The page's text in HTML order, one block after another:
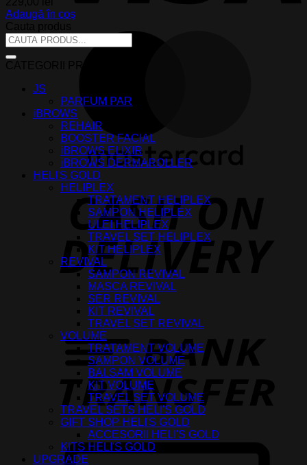
Adaugă în coș
Caută
după:
JS
PARFUM PAR
iBROWS
REHAIR
BOOSTER FACIAL
iBROWS ELIXIR
iBROWS DERMAROLLER
HELI'S GOLD
HELIPLEX
TRATAMENT HELIPLEX
SAMPON HELIPLEX
ULEI HELIPLEX
TRAVEL SET HELIPLEX
KIT HELIPLEX
REVIVAL
SAMPON REVIVAL
MASCA REVIVAL
SER REVIVAL
KIT REVIVAL
TRAVEL SET REVIVAL
VOLUME
TRATAMENT VOLUME
SAMPON VOLUME
BALSAM VOLUME
KIT VOLUME
TRAVEL SET VOLUME
TRAVEL SETS HELI'S GOLD
GIFT SHOP HELI'S GOLD
ACCESORII HELI'S GOLD
KITS HELI'S GOLD
UPGRADE